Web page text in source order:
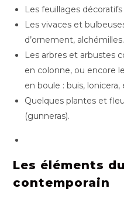
Les feuillages
Les vivaces et
d’ornement,
Les arbres et arbustes
en colonne, ou encore
en boule : buis, lonicera,
Quelques plantes et
(gunneras).
Les éléments
contemporain